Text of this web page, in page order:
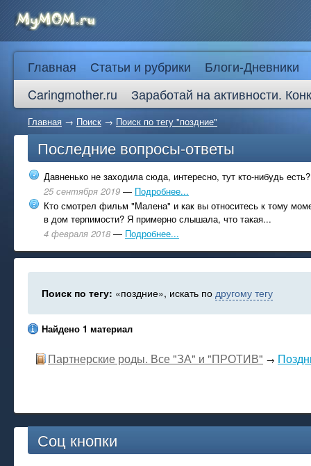
Главная Статьи и рубрики
Блоги-Дневники
Caringmother.ru
Заработай на активности.
Главная → Поиск → Поиск по тегу "поздние"
Последние вопросы-ответы
Давненько не заходила сюда, интересно, тут кто-нибудь есть?
25 сентября 2019 — Подробнее...
Кто смотрел фильм "Малена" и как вы относитесь к тому
в дом терпимости? Я примерно слышала, что такая...
4 февраля 2018 — Подробнее...
Поиск по тегу: «поздние», искать по другому тегу
Найдено 1 материал
Партнерские роды. Все "ЗА" и "ПРОТИВ" →
Соц кнопки